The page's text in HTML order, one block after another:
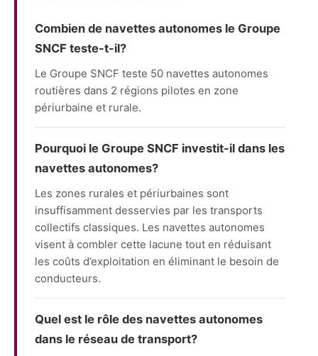
Combien de navettes autonomes le Groupe
SNCF teste-t-il?
Le Groupe SNCF teste 50 navettes autonomes
routières dans 2 régions pilotes en zone
périurbaine et rurale.
Pourquoi le Groupe SNCF investit-il dans les
navettes autonomes?
Les zones rurales et périurbaines sont
insuffisamment desservies par les transports
collectifs classiques. Les navettes autonomes
visent à combler cette lacune tout en réduisant
les coûts d’exploitation en éliminant le besoin de
conducteurs.
Quel est le rôle des navettes autonomes
dans le réseau de transport?